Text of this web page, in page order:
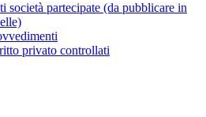
società partecipate (da pubblicare in
privato controllati